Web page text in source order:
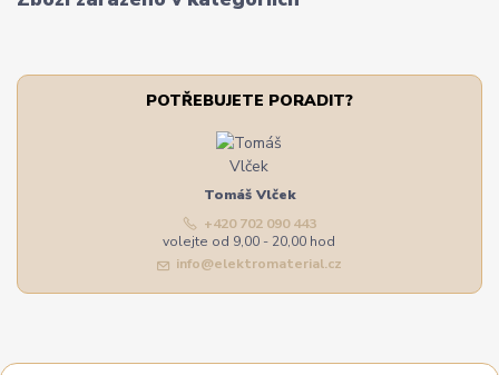
POTŘEBUJETE PORADIT?
Tomáš Vlček
+420 702 090 443
volejte od 9,00 - 20,00 hod
info@elektromaterial.cz